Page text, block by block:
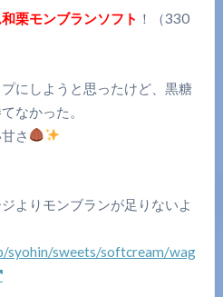
栗モンブランソフト ！（330
にしようと思ったけど、黒糖
なかった。
さ
よりモンブランが足りないよ
syohin/sweets/softcream/wag